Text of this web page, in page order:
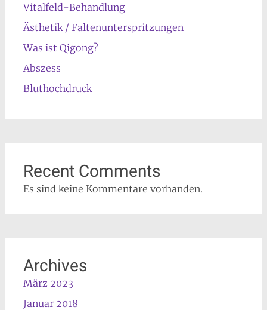
Vitalfeld-Behandlung
Ästhetik / Faltenunterspritzungen
Was ist Qigong?
Abszess
Bluthochdruck
Recent Comments
Es sind keine Kommentare vorhanden.
Archives
März 2023
Januar 2018